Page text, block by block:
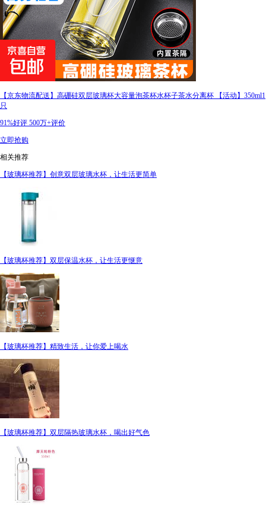
【京东物流配送】高硼硅双层玻璃杯大容量泡茶杯水杯子茶水分离杯 【活动】350ml1
只
91%好评 500万+评价
立即抢购
相关推荐
【玻璃杯推荐】创意双层玻璃水杯，让生活更简单
【玻璃杯推荐】双层保温水杯，让生活更惬意
【玻璃杯推荐】精致生活，让你爱上喝水
【玻璃杯推荐】双层隔热玻璃水杯，喝出好气色